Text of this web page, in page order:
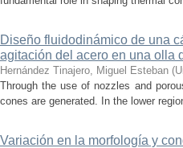
Diseño fluidodinámico de una
agitación del acero en una olla
Hernández Tinajero, Miguel Esteban (
Through the use of nozzles and
cones are generated. In the lower
Variación en la morfología y